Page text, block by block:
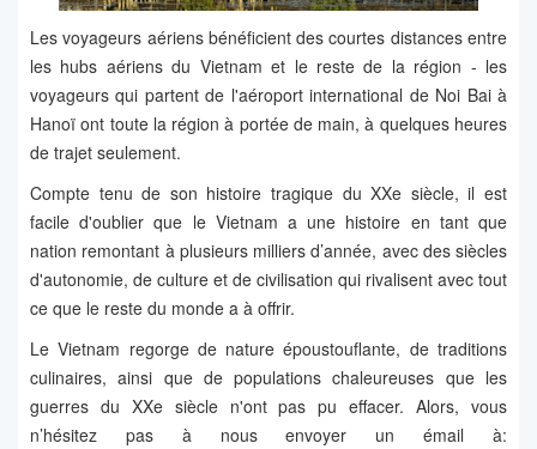
Les voyageurs aériens bénéficient des courtes distances entre
les hubs aériens du Vietnam et le reste de la région - les
voyageurs qui partent de l'aéroport international de Noi Bai à
Hanoï ont toute la région à portée de main, à quelques heures
de trajet seulement.
Compte tenu de son histoire tragique du XXe siècle, il est
facile d'oublier que le Vietnam a une histoire en tant que
nation remontant à plusieurs milliers d’année, avec des siècles
d'autonomie, de culture et de civilisation qui rivalisent avec tout
ce que le reste du monde a à offrir.
Le Vietnam regorge de nature époustouflante, de traditions
culinaires, ainsi que de populations chaleureuses que les
guerres du XXe siècle n'ont pas pu effacer. Alors, vous
n’hésitez pas à nous envoyer un émail à: